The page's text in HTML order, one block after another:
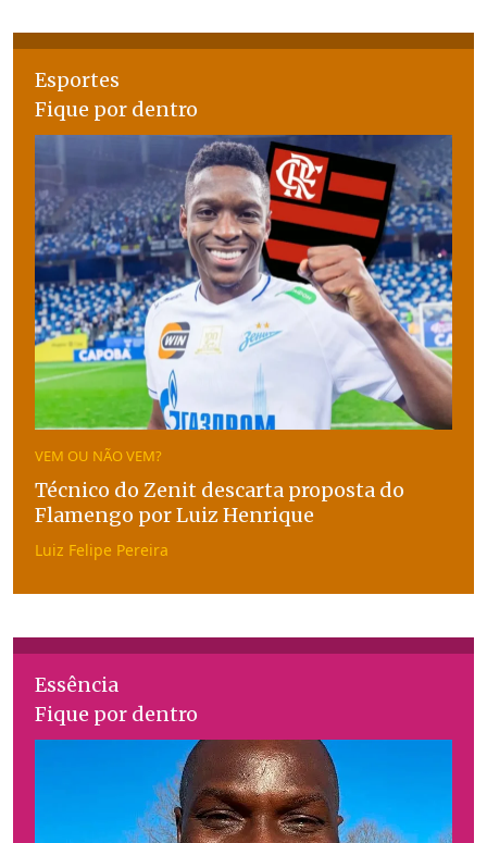
Esportes
Fique por dentro
VEM OU NÃO VEM?
Técnico do Zenit descarta proposta do
Flamengo por Luiz Henrique
Luiz Felipe Pereira
Essência
Fique por dentro